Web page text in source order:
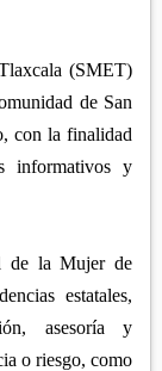
(SMET)
de San
con la finalidad
informativos y
de la Mujer de
estatales,
asesoría y
o riesgo, como